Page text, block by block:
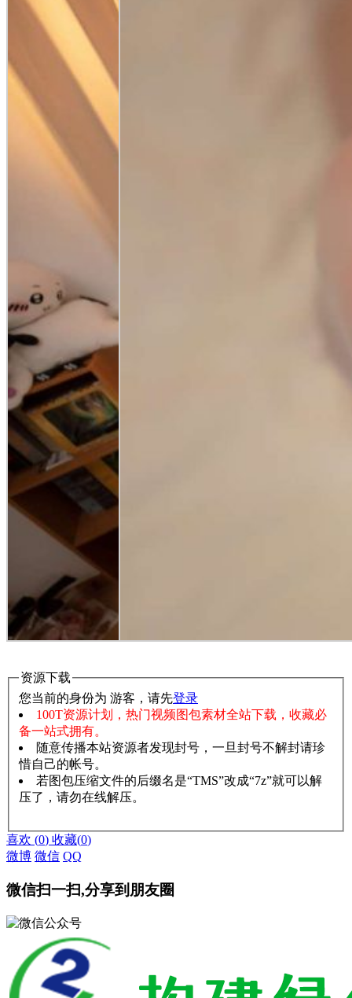
资源下载
您当前的身份为 游客，请先登录
100T资源计划，热门视频图包素材全站下载，收藏必
备一站式拥有。
随意传播本站资源者发现封号，一旦封号不解封请珍
惜自己的帐号。
若图包压缩文件的后缀名是“TMS”改成“7z”就可以解
压了，请勿在线解压。
喜欢 (0) 收藏(0)
微博 微信 QQ
微信扫一扫,分享到朋友圈